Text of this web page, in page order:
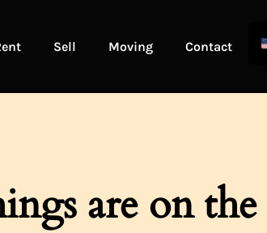
Sell Moving Contact
are on